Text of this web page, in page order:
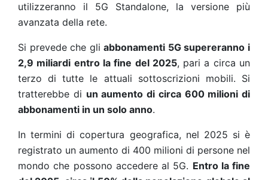
utilizzeranno il 5G Standalone, la versione più
avanzata della rete.
Si prevede che gliabbonamenti 5G supereranno i
2,9 miliardi entro la fine del 2025, pari a circa un
terzo di tutte le attuali sottoscrizioni mobili. Si
tratterebbe di un aumento di circa 600 milioni di
abbonamenti in un solo anno.
In termini di copertura geografica, nel 2025 si è
registrato un aumento di 400 milioni di persone nel
mondo che possono accedere al 5G. Entro la fine